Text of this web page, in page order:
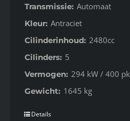
Transmissie: Automaat
Kleur: Antraciet
Cilinderinhoud: 2480cc
Cilinders: 5
Vermogen: 294 kW / 400 pk
Gewicht: 1645 kg
Details